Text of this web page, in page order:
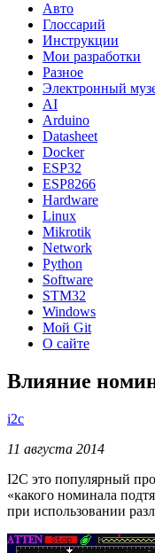
Авто
Глоссарий
Инструкции
Мои разработки
Разное
Электронный
AI
Arduino
Datasheet
Docker
ESP32
ESP8266
Hardware
Linux
Mikrotik
Network
Python
Software
STM32
Windows
Мой Git
О сайте
Влияние
i2c
11 августа 2014
I2C это популярный
«какого номинала
при использовании